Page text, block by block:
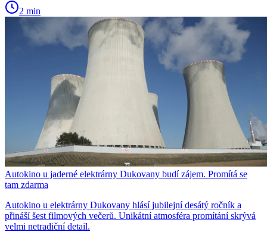
2 min
Autokino u jaderné elektrárny Dukovany budí zájem. Promítá se
tam zdarma
Autokino u elektrárny Dukovany hlásí jubilejní desátý ročník a
přináší šest filmových večerů. Unikátní atmosféra promítání skrývá
velmi netradiční detail.